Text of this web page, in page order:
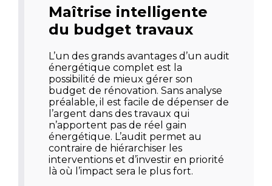
Maîtrise intelligente
du budget travaux
L’un des grands avantages d’un audit
énergétique complet est la
possibilité de mieux gérer son
budget de rénovation. Sans analyse
préalable, il est facile de dépenser de
l’argent dans des travaux qui
n’apportent pas de réel gain
énergétique. L’audit permet au
contraire de hiérarchiser les
interventions et d’investir en priorité
là où l’impact sera le plus fort.